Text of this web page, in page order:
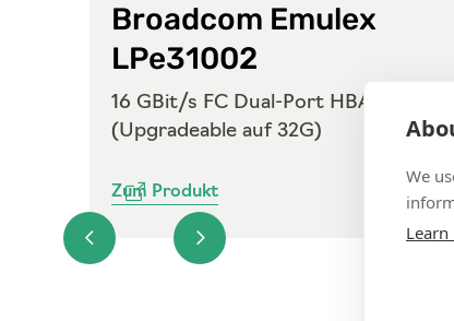
Broadcom Emulex
LPe31002
16 GBit/s FC Dual-Port HBA mit SFP+
(Upgradeable auf 32G)
Zum Produkt
We